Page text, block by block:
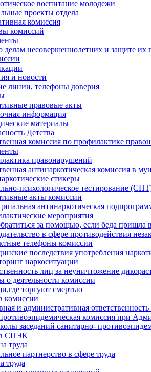
воспитание молодежи
проекты отдела
комиссия
комиссий
делам несовершеннолетних и защите их
и новости
линии, телефоны доверия
правовые акты
информация
материалы
Детства
комиссия по профилактике
правонарушений
антинаркотическая комиссия в
стикеры
психологическое тестирование
акты комиссии
антинаркотическая
мероприятия
за помощью, если беда
в сфере противодействия
телефоны комиссии
последствия употребления
наркоситуации
лиц за неуничтожение
о деятельности комиссии
торгуют смертью
комиссии
и административная
комиссия при
заседаний санитарно-
СПЭК
труда
партнерство в сфере труда
труда